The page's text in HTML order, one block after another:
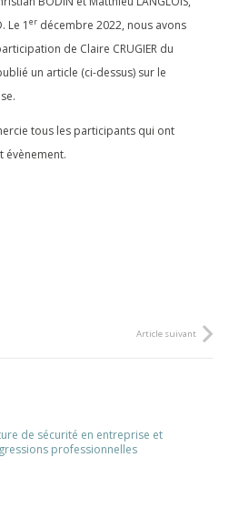
Le 1 er décembre 2022, nous avons
de Claire CRUGIER du
un article (ci-dessus) sur le
tous les participants qui ont
évènement.
Article suivant
de sécurité en entreprise et
professionnelles